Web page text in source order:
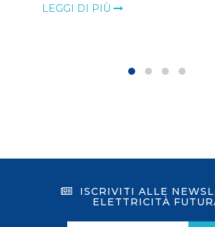
LEGGI DI PIÙ
ISCRIVITI ALLE
ELETTRICITÀ